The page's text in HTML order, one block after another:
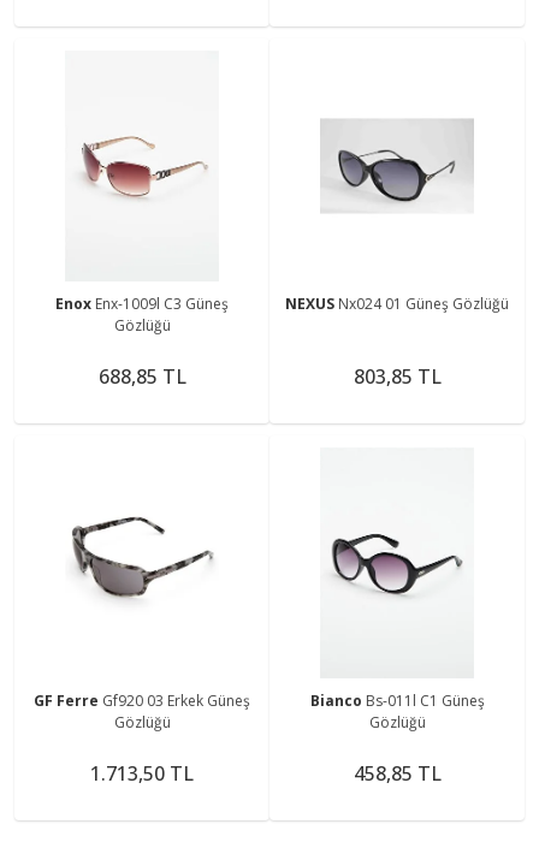
Enox Enx-1009l C3 Güneş
Gözlüğü
688,85 TL
NEXUS Nx024 01 Güneş Gözlüğü
803,85 TL
GF Ferre Gf920 03 Erkek Güneş
Gözlüğü
1.713,50 TL
Bianco Bs-011l C1 Güneş
Gözlüğü
458,85 TL